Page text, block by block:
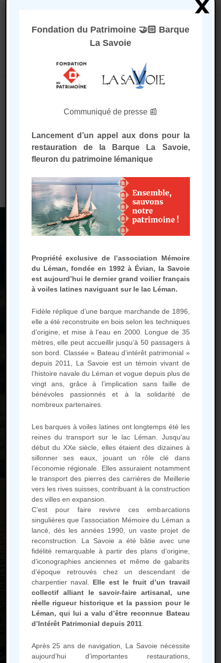
Promenades sur le Léman /Sorties au
Départ d'Amphion
Aucun produit ne correspond à
votre sélection.
Une question, une envie
particulière,
la Barque ?
N’hésitez pas à consulter notre
FAQ ou à nous contacter
FAQ
Mémoire du Léman – Barque La Savoie
1 place du Port de commerce
74500 Evian les Bains
Calendrier des sorties de la
Barque
Mentions légales
Fondation du Patrimoine 🤝🏻 Barque
La Savoie
Communiqué de presse 📰
Lancement d’un appel aux dons pour la
restauration de la Barque La Savoie,
fleuron du patrimoine lémanique
Propriété exclusive de l’association Mémoire
du Léman, fondée en 1992 à Évian, la Savoie
est aujourd’hui le dernier grand voilier français
à voiles latines naviguant sur le lac Léman.
Fidèle réplique d’une barque marchande de 1896,
elle a été reconstruite en bois selon les techniques
d’origine, et mise à l’eau en 2000. Longue de 35
mètres, elle peut accueillir jusqu’à 50 passagers à
son bord. Classée « Bateau d’intérêt patrimonial »
depuis 2011, La Savoie est un témoin vivant de
l’histoire navale du Léman et vogue depuis plus de
vingt ans, grâce à l’implication sans faille de
bénévoles passionnés et à la solidarité de
nombreux partenaires.
Les barques à voiles latines ont longtemps été les
reines du transport sur le lac Léman. Jusqu’au
début du XXe siècle, elles étaient des dizaines à
sillonner ses eaux, jouant un rôle clé dans
l’économie régionale. Elles assuraient notamment
le transport des pierres des carrières de Meillerie
vers les rives suisses, contribuant à la construction
des villes en expansion.
C’est pour faire revivre ces embarcations
singulières que l’association Mémoire du Léman a
lancé, dès les années 1990, un vaste projet de
reconstruction. La Savoie a été bâtie avec une
fidélité remarquable à partir des plans d’origine,
d’iconographies anciennes et même de gabarits
d’époque retrouvés chez un descendant de
charpentier naval. Elle est le fruit d’un travail
collectif alliant le savoir-faire artisanal, une
réelle rigueur historique et la passion pour le
Léman, qui lui a valu d’être reconnue Bateau
d’Intérêt Patrimonial depuis 2011.
Après 25 ans de navigation, La Savoie nécessite
aujourd’hui d’importantes restaurations,